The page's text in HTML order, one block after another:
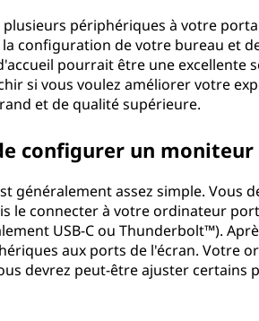
périphériques à votre
configuration de votre bureau et
pourrait être une excellente
si vous voulez améliorer votre
et de qualité supérieure.
configurer un moniteur
généralement assez simple. Vous
le connecter à votre ordinateur
USB-C ou Thunderbolt™).
aux ports de l'écran. Votre
devrez peut-être ajuster certains